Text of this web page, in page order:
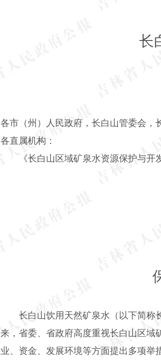
长
各市（州）人民政府，长白山管委会，
各直属机构：
《长白山区域矿泉水资源保护与开
长白山饮用天然矿泉水（以下简称
来，省委、省政府高度重视长白山区域
业、资金、发展环境等方面提出多项举